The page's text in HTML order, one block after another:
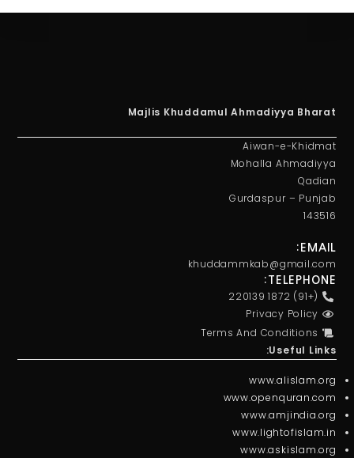
Majlis Khuddamul Ahmadiyya Bharat
Aiwan-e-Khidmat
Mohalla Ahmadiyya
Qadian
Gurdaspur – Punjab
143516
EMAIL:
khuddammkab@gmail.com
TELEPHONE:
(+91) 1872 220139
Privacy Policy
Terms And Conditions
Useful Links:
www.alislam.org
www.openquran.com
www.amjindia.org
www.lightofislam.in
www.askislam.org